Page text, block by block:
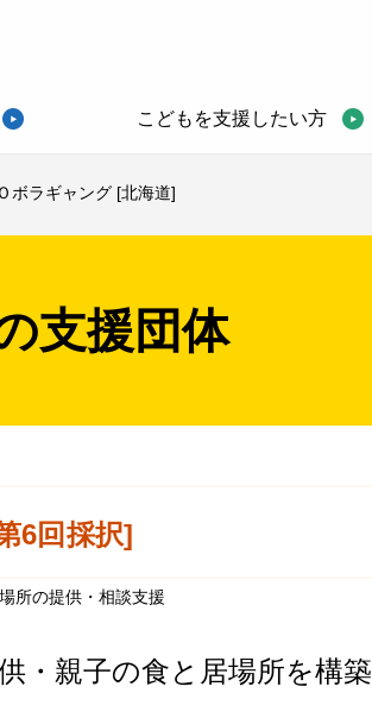
こどもを支援したい方
ボラギャング [北海道]
支援団体
6回採択]
所の提供・相談支援
・親子の食と居場所を構築